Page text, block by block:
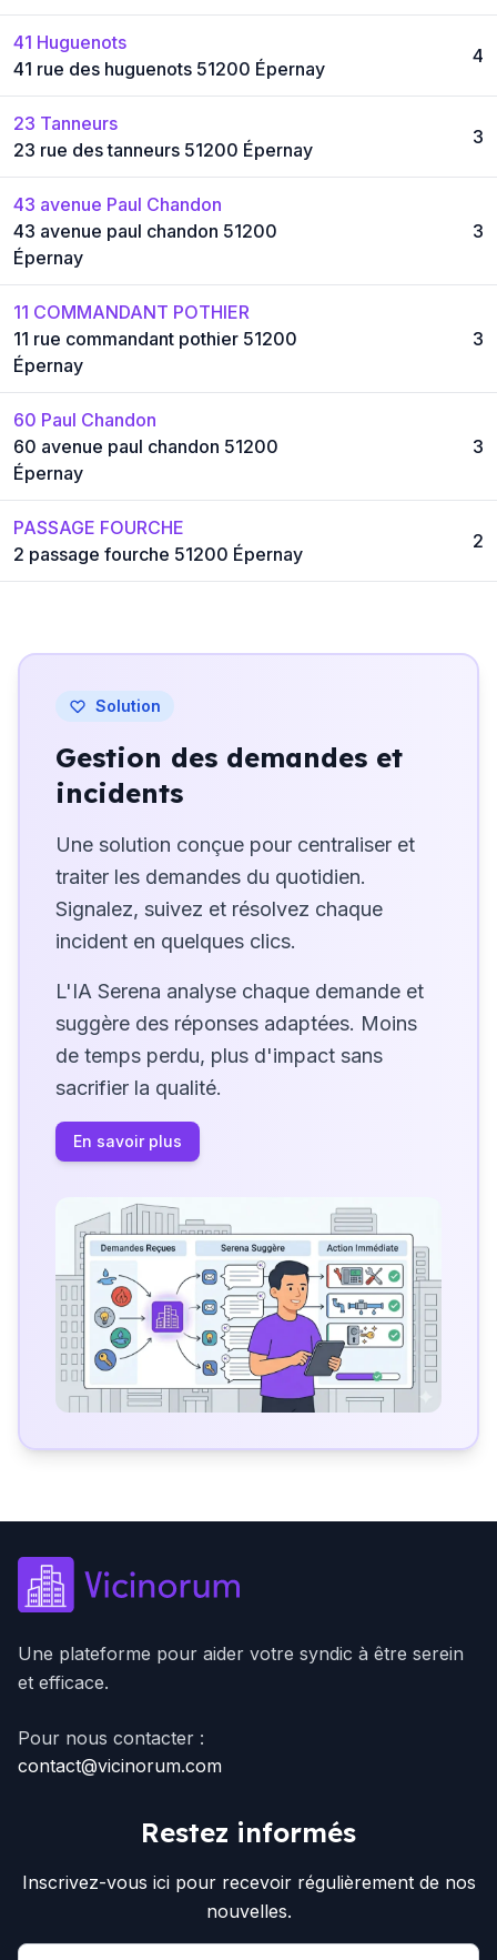
41 Huguenots
41 rue des huguenots 51200 Épernay
4
23 Tanneurs
23 rue des tanneurs 51200 Épernay
3
43 avenue Paul Chandon
43 avenue paul chandon 51200
Épernay
3
11 COMMANDANT POTHIER
11 rue commandant pothier 51200
Épernay
3
60 Paul Chandon
60 avenue paul chandon 51200
Épernay
3
PASSAGE FOURCHE
2 passage fourche 51200 Épernay
2
Solution
Gestion des demandes et
incidents
Une solution conçue pour centraliser et
traiter les demandes du quotidien.
Signalez, suivez et résolvez chaque
incident en quelques clics.
L'IA Serena analyse chaque demande et
suggère des réponses adaptées. Moins
de temps perdu, plus d'impact sans
sacrifier la qualité.
En savoir plus
Une plateforme pour aider votre syndic à être serein
et efficace.
Pour nous contacter :
contact@vicinorum.com
Restez informés
Inscrivez-vous ici pour recevoir régulièrement de nos
nouvelles.
Email address